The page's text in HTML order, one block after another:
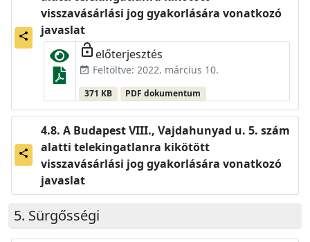
share
visszavásárlási jog gyakorlására vonatkozó
javaslat
lock_open előterjesztés
event_available Feltöltve: 2022. március 10.
371 KB PDF dokumentum
share
A Budapest VIII., Vajdahunyad u. 5. szám
alatti telekingatlanra kikötött
visszavásárlási jog gyakorlására vonatkozó
javaslat
Sürgősségi